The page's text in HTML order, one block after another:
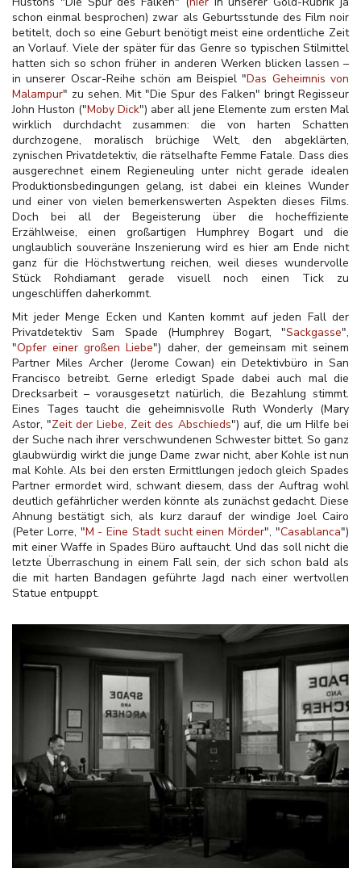
schon einmal besprochen) zwar als Geburtsstunde des Film noir
betitelt, doch so eine Geburt benötigt meist eine ordentliche Zeit
an Vorlauf. Viele der später für das Genre so typischen Stilmittel
hatten sich so schon früher in anderen Werken blicken lassen –
in unserer Oscar-Reihe schön am Beispiel "Das Geheimnis von
Malampur" zu sehen. Mit "Die Spur des Falken" bringt Regisseur
John Huston ("Moby Dick") aber all jene Elemente zum ersten Mal
wirklich durchdacht zusammen: die von harten Schatten
durchzogene, moralisch brüchige Welt, den abgeklärten,
zynischen Privatdetektiv, die rätselhafte Femme Fatale. Dass dies
ausgerechnet einem Regieneuling unter nicht gerade idealen
Produktionsbedingungen gelang, ist dabei ein kleines Wunder
und einer von vielen bemerkenswerten Aspekten dieses Films.
Doch bei all der Begeisterung über die hocheffiziente
Erzählweise, einen großartigen Humphrey Bogart und die
unglaublich souveräne Inszenierung wird es hier am Ende nicht
ganz für die Höchstwertung reichen, weil dieses wundervolle
Stück Rohdiamant gerade visuell noch einen Tick zu
ungeschliffen daherkommt.
Mit jeder Menge Ecken und Kanten kommt auf jeden Fall der
Privatdetektiv Sam Spade (Humphrey Bogart, "Sackgasse",
"Opfer einer großen Liebe") daher, der gemeinsam mit seinem
Partner Miles Archer (Jerome Cowan) ein Detektivbüro in San
Francisco betreibt. Gerne erledigt Spade dabei auch mal die
Drecksarbeit – vorausgesetzt natürlich, die Bezahlung stimmt.
Eines Tages taucht die geheimnisvolle Ruth Wonderly (Mary
Astor, "Zeit der Liebe, Zeit des Abschieds") auf, die um Hilfe bei
der Suche nach ihrer verschwundenen Schwester bittet. So ganz
glaubwürdig wirkt die junge Dame zwar nicht, aber Kohle ist nun
mal Kohle. Als bei den ersten Ermittlungen jedoch gleich Spades
Partner ermordet wird, schwant diesem, dass der Auftrag wohl
deutlich gefährlicher werden könnte als zunächst gedacht. Diese
Ahnung bestätigt sich, als kurz darauf der windige Joel Cairo
(Peter Lorre, "M - Eine Stadt sucht einen Mörder", "Casablanca")
mit einer Waffe in Spades Büro auftaucht. Und das soll nicht die
letzte Überraschung in einem Fall sein, der sich schon bald als
die mit harten Bandagen geführte Jagd nach einer wertvollen
Statue entpuppt.